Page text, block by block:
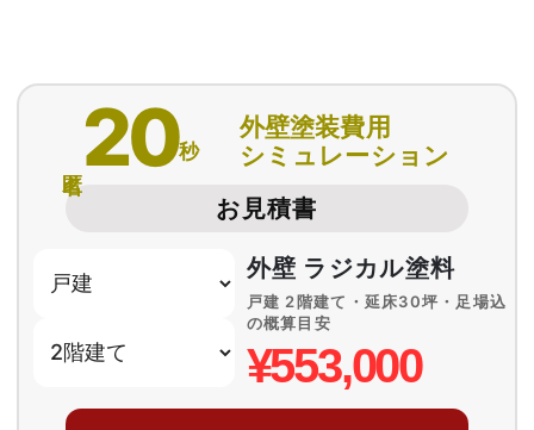
20秒
外壁塗装費用
シミュレーション
お見積書
外壁 ラジカル塗料
戸建 2階建て・延床30坪・足場込
の概算目安
¥553,000